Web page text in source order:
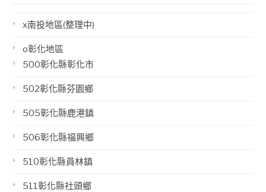
x南投地區(整理中)
o彰化地區
500彰化縣彰化市
502彰化縣芬園鄉
505彰化縣鹿港鎮
506彰化縣福興鄉
510彰化縣員林鎮
511彰化縣社頭鄉